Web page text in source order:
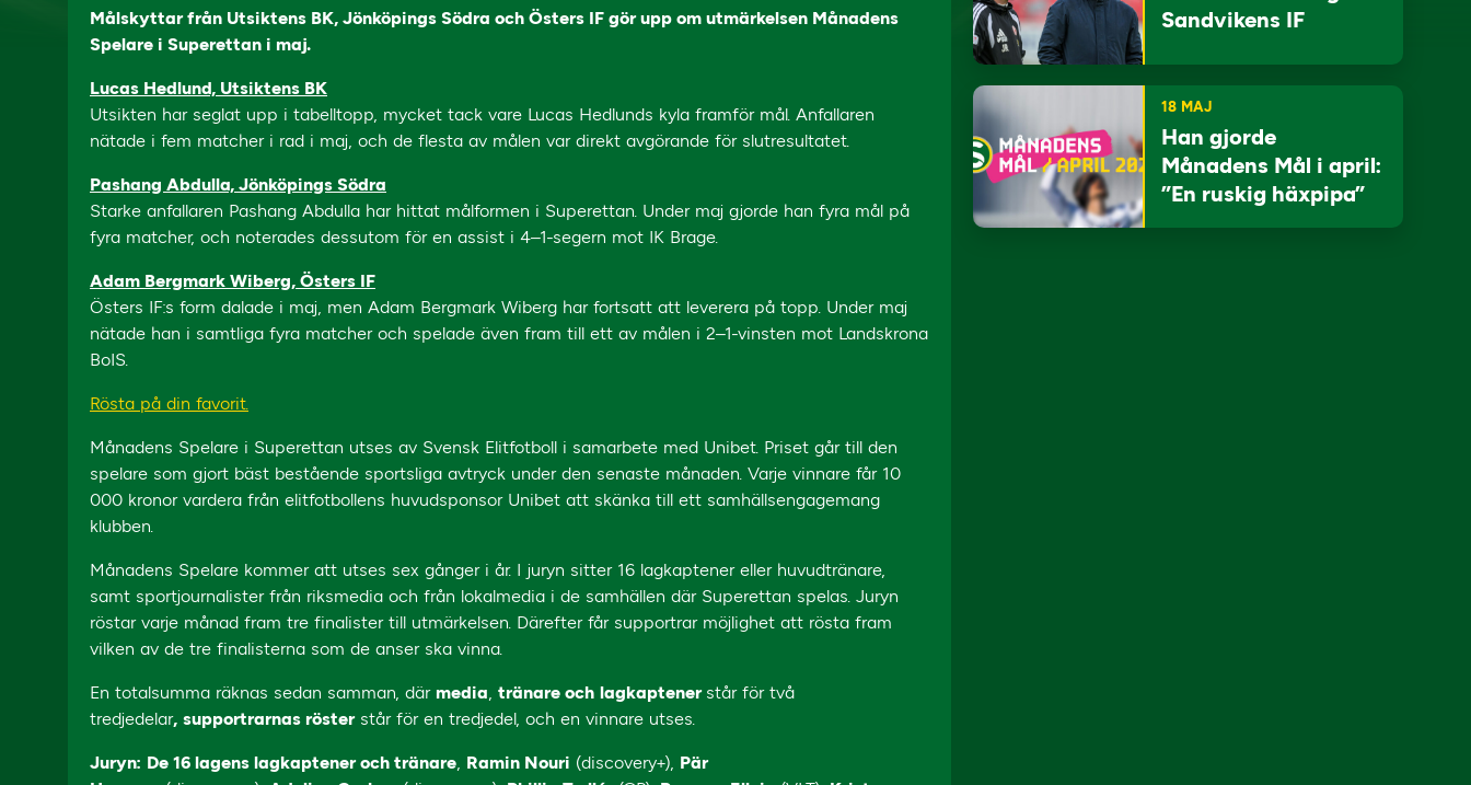
Målskyttar från Utsiktens BK, Jönköpings Södra och Östers IF gör upp om utmärkelsen Månadens
Spelare i Superettan i maj.
Lucas Hedlund, Utsiktens BK
Utsikten har seglat upp i tabelltopp, mycket tack vare Lucas Hedlunds kyla framför mål. Anfallaren
nätade i fem matcher i rad i maj, och de flesta av målen var direkt avgörande för slutresultatet.
Pashang Abdulla, Jönköpings Södra
Starke anfallaren Pashang Abdulla har hittat målformen i Superettan. Under maj gjorde han fyra mål på
fyra matcher, och noterades dessutom för en assist i 4–1-segern mot IK Brage.
Adam Bergmark Wiberg, Östers IF
Östers IF:s form dalade i maj, men Adam Bergmark Wiberg har fortsatt att leverera på topp. Under maj
nätade han i samtliga fyra matcher och spelade även fram till ett av målen i 2–1-vinsten mot Landskrona
BoIS.
Rösta på din favorit.
Månadens Spelare i Superettan utses av Svensk Elitfotboll i samarbete med Unibet. Priset går till den
spelare som gjort bäst bestående sportsliga avtryck under den senaste månaden. Varje vinnare får 10
000 kronor vardera från elitfotbollens huvudsponsor Unibet att skänka till ett samhällsengagemang
klubben.
Månadens Spelare kommer att utses sex gånger i år. I juryn sitter 16 lagkaptener eller huvudtränare,
samt sportjournalister från riksmedia och från lokalmedia i de samhällen där Superettan spelas. Juryn
röstar varje månad fram tre finalister till utmärkelsen. Därefter får supportrar möjlighet att rösta fram
vilken av de tre finalisterna som de anser ska vinna.
En totalsumma räknas sedan samman, där media, tränare och lagkaptener står för två
tredjedelar, supportrarnas rösterstår för en tredjedel, och en vinnare utses.
Juryn: De 16 lagens lagkaptener och tränare, Ramin Nouri (discovery+), Pär
Sandvikens IF
18 MAJ
Han gjorde
Månadens Mål i april:
”En ruskig häxpipa”